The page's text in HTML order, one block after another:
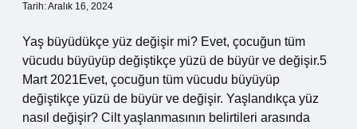
Tarih: Aralık 16, 2024
Yaş büyüdükçe yüz değişir mi? Evet, çocuğun tüm
vücudu büyüyüp değiştikçe yüzü de büyür ve değişir.5
Mart 2021Evet, çocuğun tüm vücudu büyüyüp
değiştikçe yüzü de büyür ve değişir. Yaşlandıkça yüz
nasıl değişir? Cilt yaşlanmasının belirtileri arasında